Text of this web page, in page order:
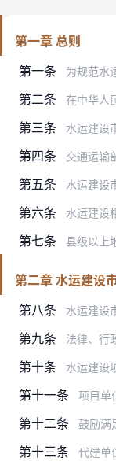
第一章 总则
第一条
为规范水运建设市场秩序，保障
第二条 在中华人民共和
第三条 水运建设市场应当遵循公
第四条 交通运输
第五条 水运建设市场主体应当
第六条 水运建设相关行业
第七条 县级以上地方人民政府交通
第二章 水运建设
第八条
水运建设市场主体
第九条 法律、行政法规对
第十条 水运建设项
第十一条 项目单位不具
第十二条 鼓励满足本办法
第十三条 代建单位依据合同开展代